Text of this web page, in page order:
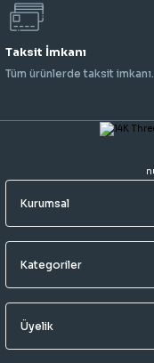
Taksit İmkanı
Tüm ürünlerde taksit imkanı.
Kurumsal
Kategoriler
Üyelik